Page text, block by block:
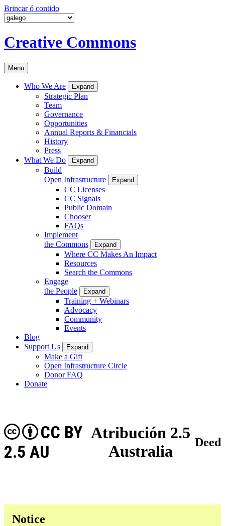
Brincar ó contido
Creative Commons
Menu
Who We Are Expand
Strategic Plan
Team
Governance
Opportunities
Annual Reports & Financials
History
Press
What We Do
Expand
Build
Open Infrastructure
Expand
CC Licenses
CC Signals
Public Domain
Chooser
FAQs
Implement
the Commons
Expand
Where CC Makes An Impact
Resources
Search the Commons
Engage
the People
Expand
Training + Webinars
Advocacy
Community
Events
Blog
Support Us
Expand
Make a Gift
Open Infrastructure Circle
Donor FAQ
Donate
Atribución 2.5
Australia
CC BY
2.5 AU
Deed
Notice